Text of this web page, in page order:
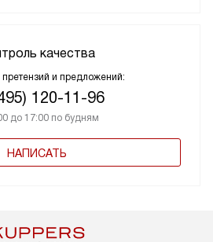
качества
и предложений:
120-11-96
до 17:00 по будням
НАПИСАТЬ